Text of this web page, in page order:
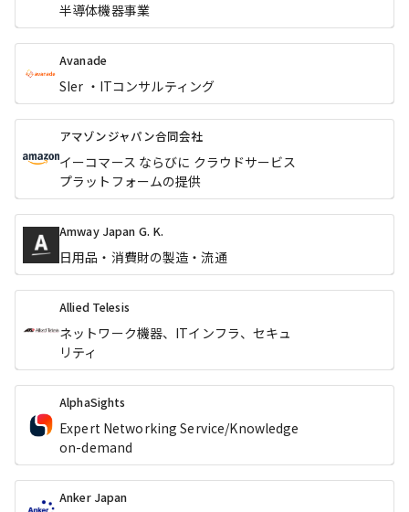
半導体機器事業
Avanade
SIer ・ITコンサルティング
アマゾンジャパン合同会社
イーコマース ならびに クラウドサービス
プラットフォームの提供
Amway Japan G. K.
日用品・消費財の製造・流通
Allied Telesis
ネットワーク機器、ITインフラ、セキュ
リティ
AlphaSights
Expert Networking Service/Knowledge
on-demand
Anker Japan